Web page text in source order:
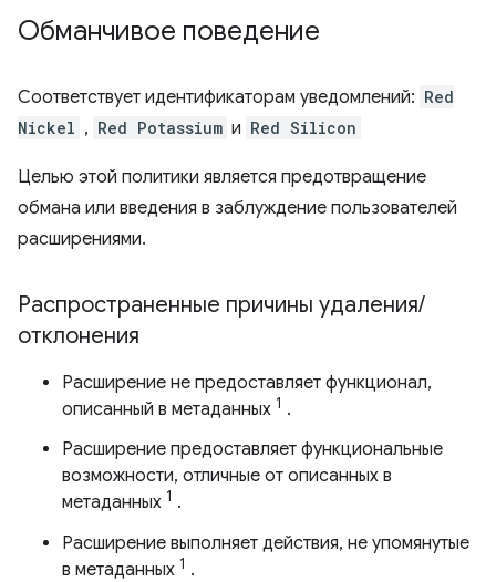
Обманчивое поведение
Соответствует идентификаторам уведомлений: Red
Nickel , Red Potassium и Red Silicon
Целью этой политики является предотвращение
обмана или введения в заблуждение пользователей
расширениями.
Распространенные причины удаления/
отклонения
Расширение не предоставляет функционал,
описанный в метаданных 1 .
Расширение предоставляет функциональные
возможности, отличные от описанных в
метаданных 1 .
Расширение выполняет действия, не упомянутые
в метаданных 1 .